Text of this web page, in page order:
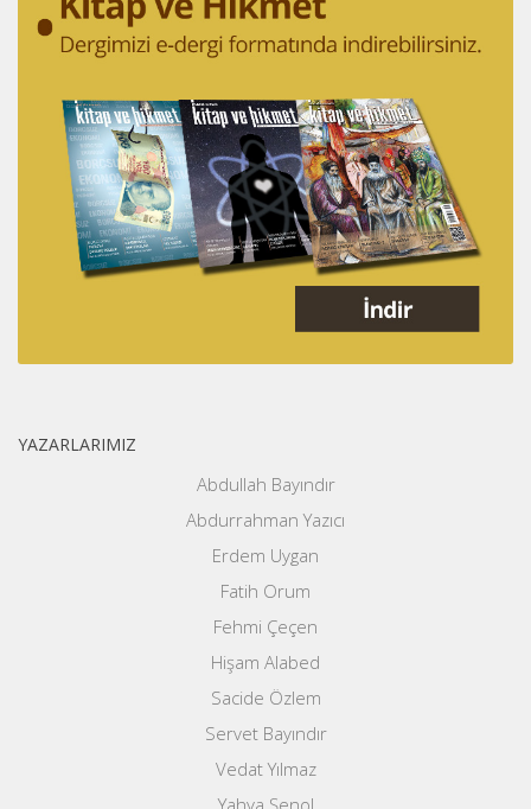
YAZARLARIMIZ
Abdullah Bayındır
Abdurrahman Yazıcı
Erdem Uygan
Fatih Orum
Fehmi Çeçen
Hişam Alabed
Sacide Özlem
Servet Bayındır
Vedat Yılmaz
Yahya Şenol